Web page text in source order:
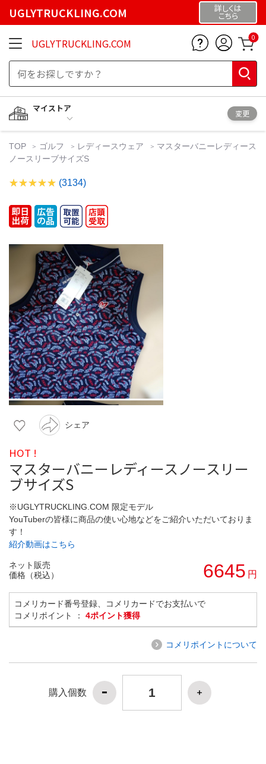
UGLYTRUCKLING.COM 詳しくは
こちら
UGLYTRUCKLING.COM 0
マイストア
変更
TOP ゴルフ レディースウェア
マスターバニーレディース
ノースリーブサイズS
(3134)
シェア
HOT !
マスターバニーレディースノースリー
ブサイズS
※UGLYTRUCKLING.COM 限定モデル
YouTuberの皆様に商品の使い心地などをご紹介いただいておりま
す！
紹介動画はこちら
ネット販売
価格（税込）
6645 円
コメリカード番号登録、コメリカードでお支払いで
コメリポイント ： 4ポイント獲得
コメリポイントについて
購入個数